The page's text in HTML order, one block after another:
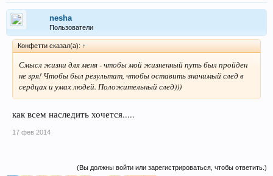
nesha
Пользователи
Конфетти сказал(а): ↑
Смысл жизни для меня - чтобы мой жизненный путь был пройден
не зря! Чтобы был результат, чтобы оставить значимый след в
сердцах и умах людей. Положительный след)))
как всем наследить хочется.....
17 фев 2014
(Вы должны войти или зарегистрироваться, чтобы ответить.)